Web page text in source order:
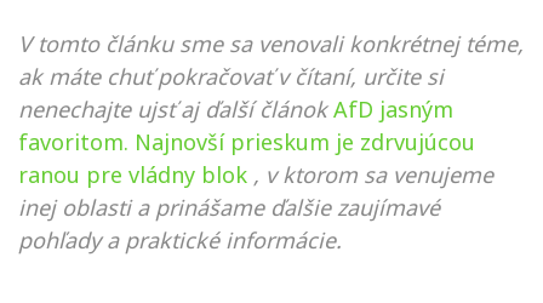
V tomto článku sme sa venovali konkrétnej téme,
ak máte chuť pokračovať v čítaní, určite si
nenechajte ujsť aj ďalší článok AfD jasným
favoritom. Najnovší prieskum je zdrvujúcou
ranou pre vládny blok , v ktorom sa venujeme
inej oblasti a prinášame ďalšie zaujímavé
pohľady a praktické informácie.